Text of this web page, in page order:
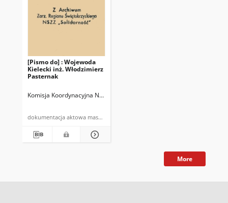
[Pismo do] : Wojewoda
Kielecki inż. Włodzimierz
Pasternak
Komisja Koordynacyjna NSZZ "Solidarność" przy Zjednoczeniu PPGR
dokumentacja aktowa maszynopis
More